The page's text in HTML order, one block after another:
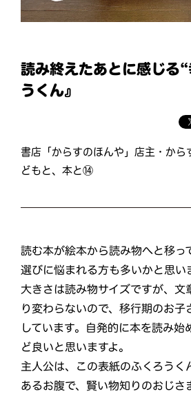
読み終えたあとに感じる
うくん』
書店「からすのほんや」店主・から
どもと、本と⑭
読む本が絵本から読み物へと移っ
選びに悩まれる方も多いかと思い
大きさは読み物サイズですが、文
り変わらないので、移行期のお子
しています。自発的に本を読み始
ど良いと思いますよ。
主人公は、この表紙のふくろうく
あるお腹で、賢い物知りのおじさ